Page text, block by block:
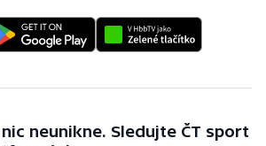
neunikne. Sledujte ČT sport